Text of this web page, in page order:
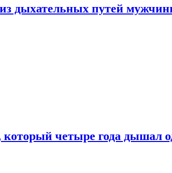
дыхательных путей
четыре года дышал